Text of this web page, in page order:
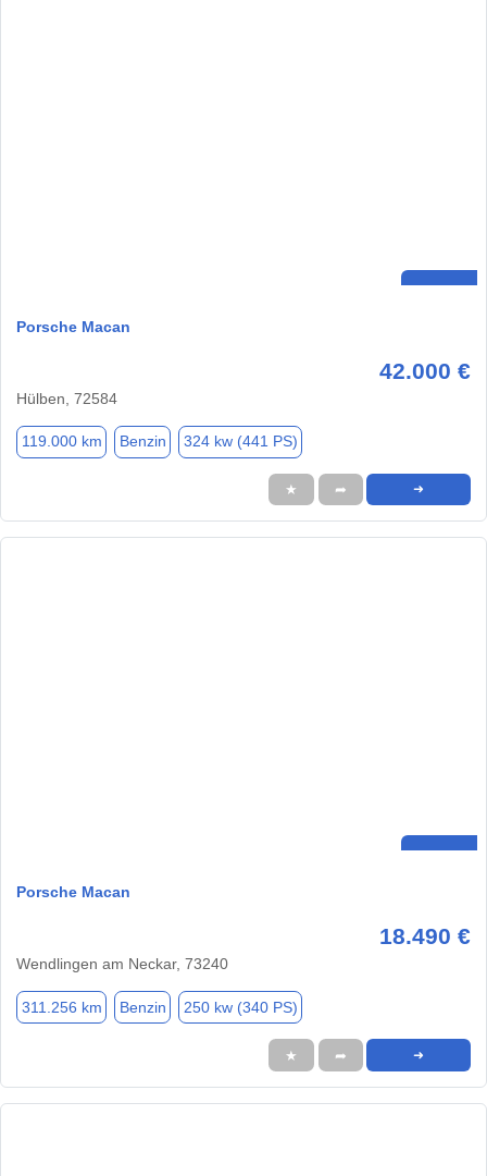
Porsche Macan
42.000 €
Hülben, 72584
119.000 km Benzin 324 kw (441 PS)
★ ➦ ➜
Porsche Macan
18.490 €
Wendlingen am Neckar, 73240
311.256 km Benzin 250 kw (340 PS)
★ ➦ ➜